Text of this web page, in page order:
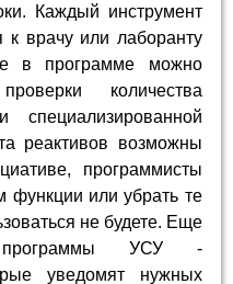
Каждый инструмент
к врачу или лаборанту
в программе можно
количества
специализированной
реактивов возможны
программисты
функции или убрать те
не будете. Еще
программы УСУ -
уведомят нужных